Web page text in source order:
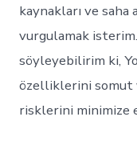
kaynakları ve saha
vurgulamak
söyleyebilirim ki,
özelliklerini
risklerini minimize